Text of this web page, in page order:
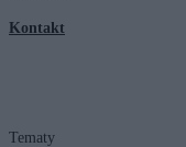
Kontakt
Tematy